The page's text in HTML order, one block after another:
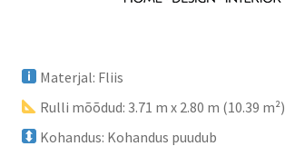
Materjal: Fliis
Rulli mõõdud: 3.71 m x 2.80 m (10.39 m²)
Kohandus: Kohandus puudub